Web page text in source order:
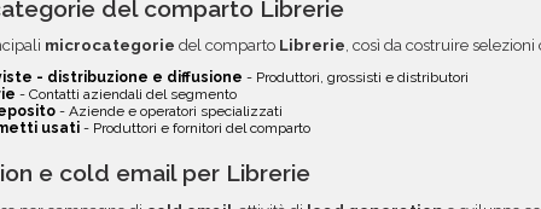
del comparto Librerie
microcategorie del comparto Librerie, così da costruire
- distribuzione e diffusione - Produttori, grossisti e distributori
- Contatti aziendali del segmento
- Aziende e operatori specializzati
usati - Produttori e fornitori del comparto
e cold email per Librerie